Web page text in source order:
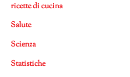
ricette di cucina
Salute
Scienza
Statistiche